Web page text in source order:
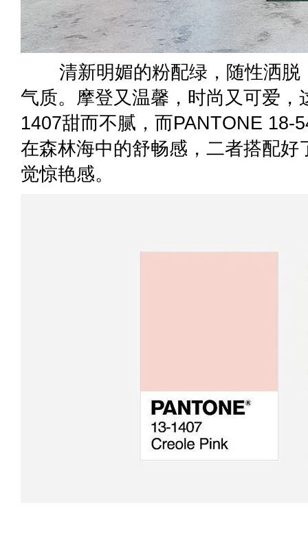
清新明媚的粉配绿，随性洒脱
气质。摩登又温馨，时尚又可爱，
1407甜而不腻，而PANTONE 18-
在森林海中的舒畅感，二者搭配
觉惊艳感。